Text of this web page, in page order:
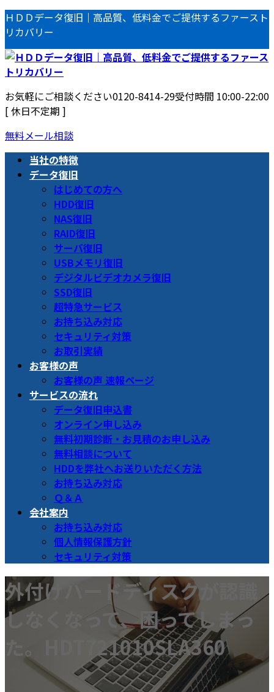
コ
ン
テ
ン
ツ
へ
ス
キ
ッ
プ
ナ
ビ
ゲ
ー
シ
ョ
ン
に
移
動
ＨＤＤデータ復旧｜高品質、低料金でご提供するファースト
リカバリー
お気軽にご相談ください0120-8414-29受付時間 10:00-22:00
[ 休日不定期 ]
無料メール相談
当社の特徴
データ復旧
はじめての方へ
HDD復旧
NAS復旧
RAID復旧
サーバ復旧
USBメモリ復旧
デジタルビデオカメラ復旧
SSD復旧
超特急サービス
お持ち込み対応
セキュリティ対策
お取引実績
お客様の声
お客様の声 速報ページ
サービスの流れ
データ復旧申込書
オンライン申し込み
無料初期診断・お見積のお申し込み
無料相談について
HDDを弊社へお送りいただく方法
お持ち込み対応
Ｑ＆Ａ
会社案内
お持ち込み対応
個人情報保護方針
セキュリティ対策
外付けハードディスクが認識
しなくなって、困ってしまっ
た。HDT721010SLA360